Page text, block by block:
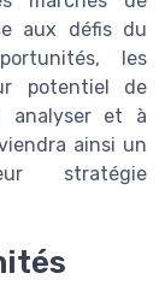
aux défis du
les
potentiel de
analyser et à
ainsi un
stratégie